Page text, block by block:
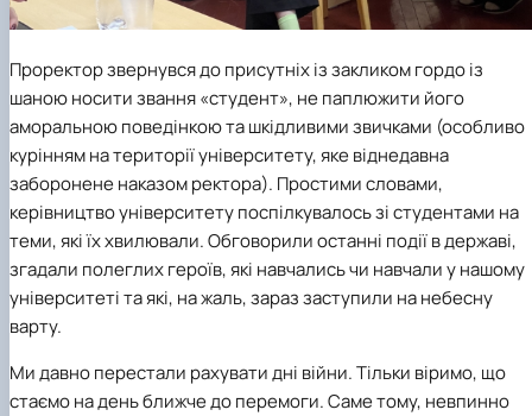
Проректор звернувся до присутніх із закликом гордо із
шаною носити звання «студент», не паплюжити його
аморальною поведінкою та шкідливими звичками (особливо
курінням на території університету, яке віднедавна
заборонене наказом ректора). Простими словами,
керівництво університету поспілкувалось зі студентами на
теми, які їх хвилювали. Обговорили останні події в державі,
згадали полеглих героїв, які навчались чи навчали у нашому
університеті та які, на жаль, зараз заступили на небесну
варту.
Ми давно перестали рахувати дні війни. Тільки віримо, що
стаємо на день ближче до перемоги. Саме тому, невпинно